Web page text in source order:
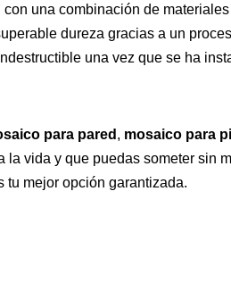
con una combinación de
dureza gracias a un
una vez que se ha
para pared , mosaico para
la vida y que puedas someter sin
tu mejor opción garantizada.